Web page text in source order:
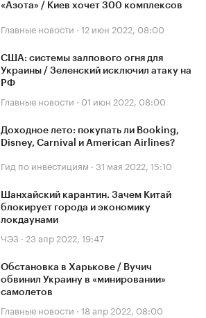
«Азота» / Киев хочет 300 комплексов
Главные новости · 12 июн 2022, 08:00
США: системы залпового огня для
Украины / Зеленский исключил атаку на
РФ
Главные новости · 01 июн 2022, 08:00
Доходное лето: покупать ли Booking,
Disney, Carnival и American Airlines?
Гид по инвестициям · 31 мая 2022, 15:10
Шанхайский карантин. Зачем Китай
блокирует города и экономику
локдаунами
ЧЭЗ · 23 апр 2022, 19:47
Обстановка в Харькове / Вучич
обвинил Украину в «минировании»
самолетов
Главные новости · 18 апр 2022, 08:00